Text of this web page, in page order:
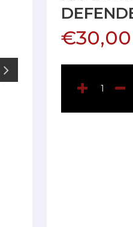
€30,00